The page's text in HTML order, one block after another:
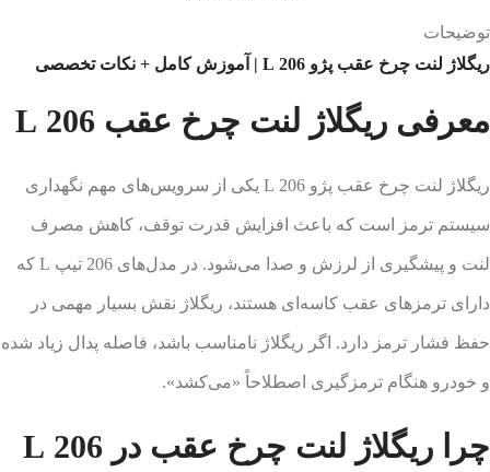
توضیحات
ریگلاژ لنت چرخ عقب پژو 206 L | آموزش کامل + نکات تخصصی
معرفی ریگلاژ لنت چرخ عقب 206 L
ریگلاژ لنت چرخ عقب پژو 206 L یکی از سرویس‌های مهم نگهداری
سیستم ترمز است که باعث افزایش قدرت توقف، کاهش مصرف
لنت و پیشگیری از لرزش و صدا می‌شود. در مدل‌های 206 تیپ L که
دارای ترمزهای عقب کاسه‌ای هستند، ریگلاژ نقش بسیار مهمی در
حفظ فشار ترمز دارد. اگر ریگلاژ نامناسب باشد، فاصله پدال زیاد شده
و خودرو هنگام ترمزگیری اصطلاحاً «می‌کشد».
چرا ریگلاژ لنت چرخ عقب در 206 L